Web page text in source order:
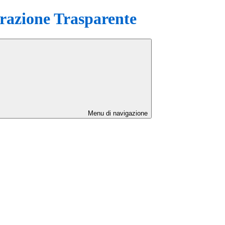
Trasparente
Menu di navigazione